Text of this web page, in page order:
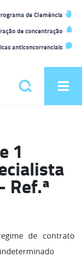
de Clemência
de concentração
anticoncorrenciais
Pesquisar
1
Ref.ª
de contrato